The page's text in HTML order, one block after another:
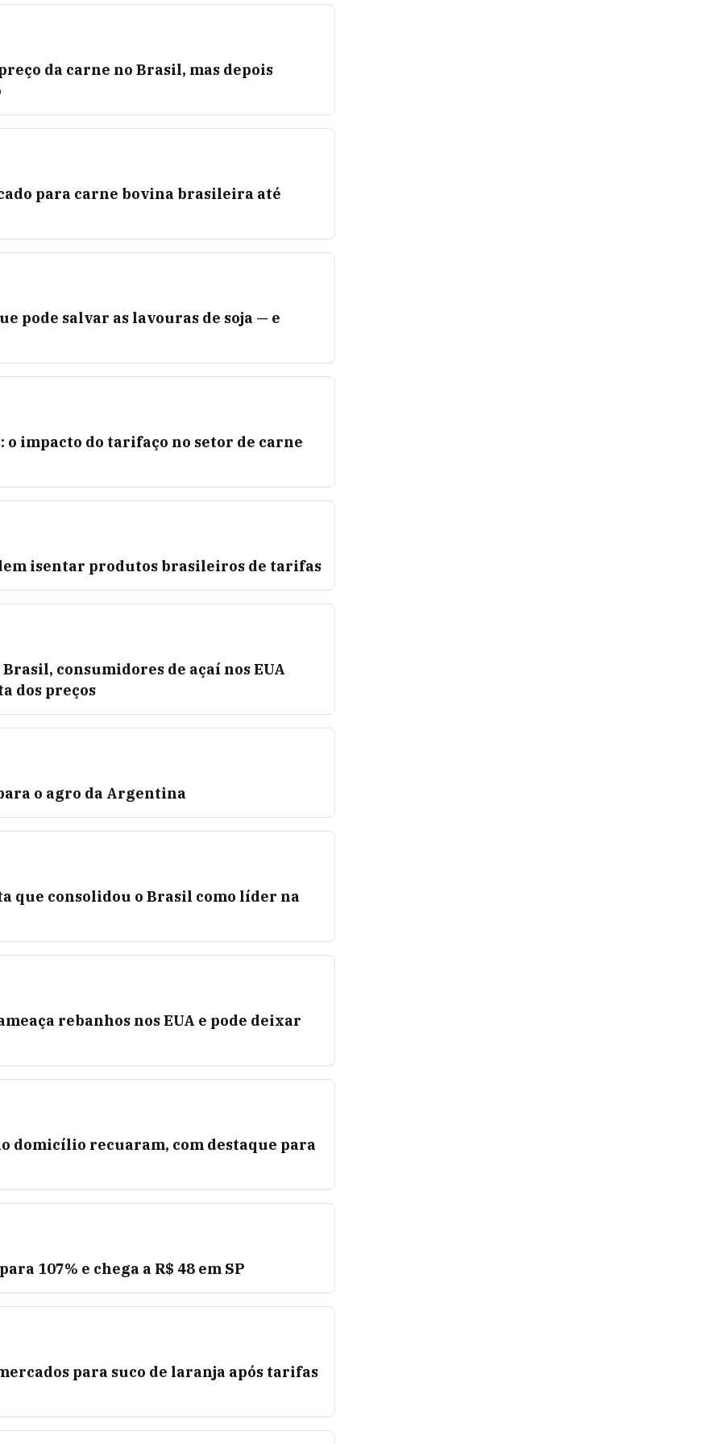
da carne no Brasil, mas depois
para carne bovina brasileira até
pode salvar as lavouras de soja — e
o impacto do tarifaço no setor de carne
isentar produtos brasileiros de tarifas
consumidores de açaí nos EUA
dos preços
o agro da Argentina
que consolidou o Brasil como líder na
rebanhos nos EUA e pode deixar
domicílio recuaram, com destaque para
107% e chega a R$ 48 em SP
para suco de laranja após tarifas